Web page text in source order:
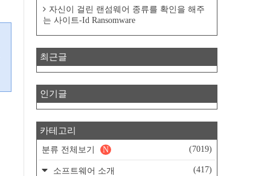
자신이 걸린 랜섬웨어 종류를 확인을 해주
는 사이트-Id Ransomware
최근글
인기글
카테고리
분류 전체보기 (7019)
N
소프트웨어 소개 (417)